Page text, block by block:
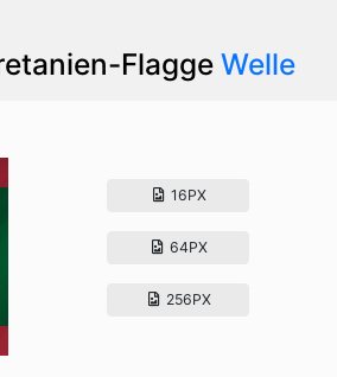
FlaggeWelle
16PX
64PX
256PX